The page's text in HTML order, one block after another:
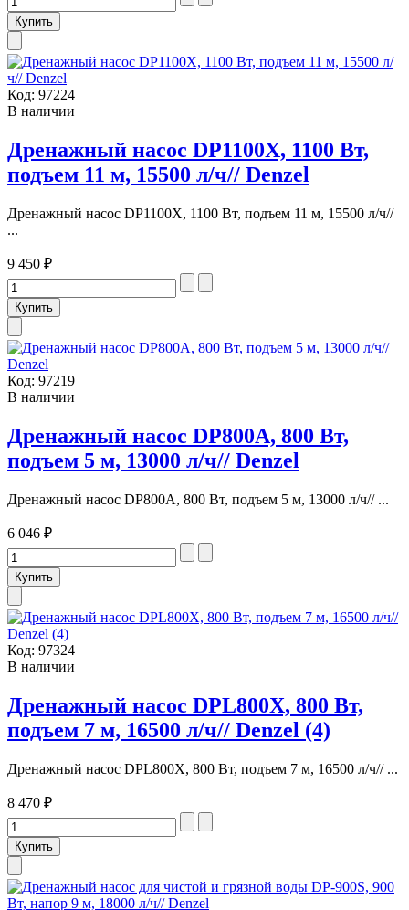
Код: 97224
В наличии
Дренажный насос DP1100X, 1100 Вт,
подъем 11 м, 15500 л/ч// Denzel
Дренажный насос DP1100X, 1100 Вт, подъем 11 м, 15500 л/ч//
...
9 450 ₽
Код: 97219
В наличии
Дренажный насос DP800A, 800 Вт,
подъем 5 м, 13000 л/ч// Denzel
Дренажный насос DP800A, 800 Вт, подъем 5 м, 13000 л/ч// ...
6 046 ₽
Код: 97324
В наличии
Дренажный насос DPL800X, 800 Вт,
подъем 7 м, 16500 л/ч// Denzel (4)
Дренажный насос DPL800X, 800 Вт, подъем 7 м, 16500 л/ч// ...
8 470 ₽